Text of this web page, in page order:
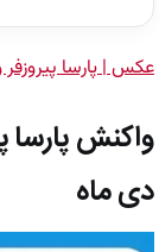
عکس | پارسا پیروزفر
واکنش پارسا
دی ماه